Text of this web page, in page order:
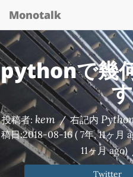
Monotalk
pythonで幾
投稿者: kem / 右記内
稿日:2018-08-16( 7年, 11ヶ月
11ヶ月 ago)
Twitter